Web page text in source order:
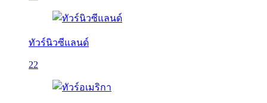
ทัวร์นิวซีแลนด์
22